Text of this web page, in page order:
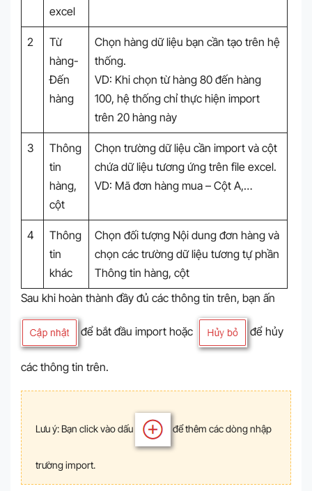
excel
2
Từ
hàng-
Đến
hàng
Chọn hàng dữ liệu bạn cần tạo trên hệ
thống.
VD: Khi chọn từ hàng 80 đến hàng
100, hệ thống chỉ thực hiện import
trên 20 hàng này
3
Thông
tin
hàng,
cột
Chọn trường dữ liệu cần import và cột
chứa dữ liệu tương ứng trên file excel.
VD: Mã đơn hàng mua – Cột A,…
4
Thông
tin
khác
Chọn đối tượng Nội dung đơn hàng và
chọn các trường dữ liệu tương tự phần
Thông tin hàng, cột
Sau khi hoàn thành đầy đủ các thông tin trên, bạn ấn
để bắt đầu import hoặc để hủy
các thông tin trên.
Lưu ý: Bạn click vào dấu để thêm các dòng nhập
trường import.